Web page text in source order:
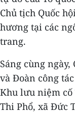
Chủ tịch Quốc
hương tại các
trang.
Sáng cùng
và Đoàn công
Khu lưu niệm cố
Thi Phổ, xã Đức